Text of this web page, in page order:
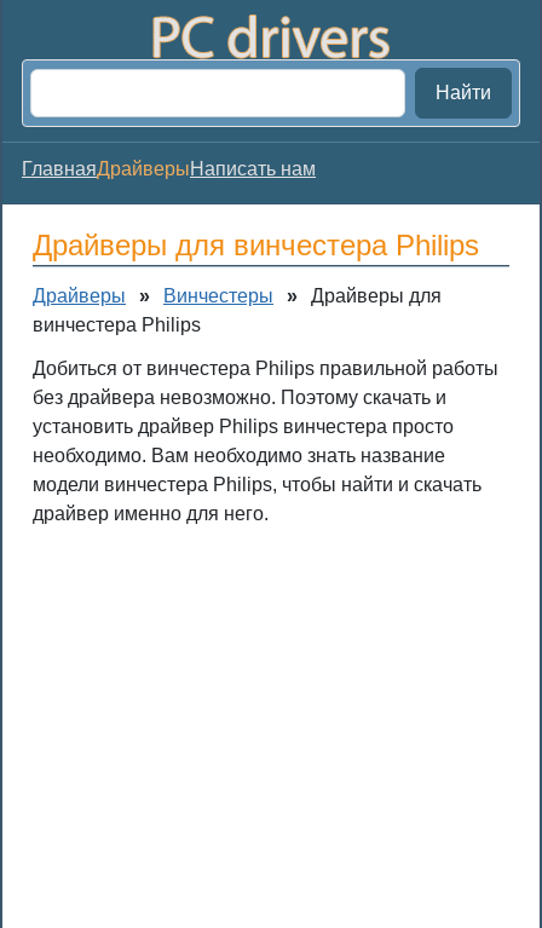
Найти
ГлавнаяДрайверыНаписать нам
Драйверы для винчестера Philips
Драйверы » Винчестеры »
Драйверы для
винчестера Philips
Добиться от винчестера Philips правильной работы
без драйвера невозможно. Поэтому скачать и
установить драйвер Philips винчестера просто
необходимо. Вам необходимо знать название
модели винчестера Philips, чтобы найти и скачать
драйвер именно для него.